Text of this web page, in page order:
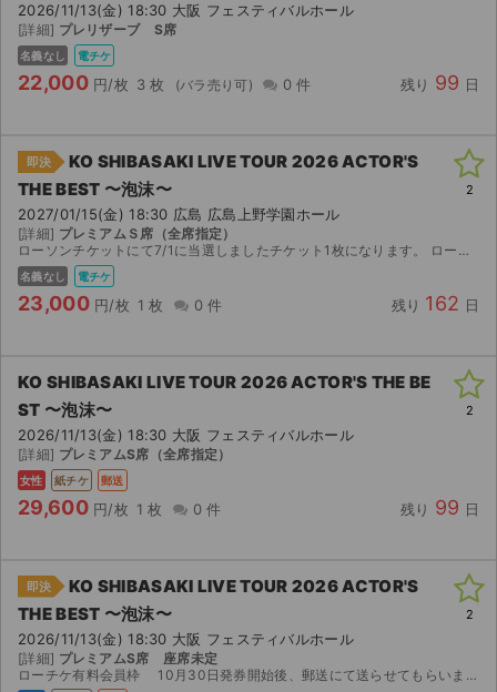
2026/11/13(金) 18:30 大阪 フェスティバルホール
[詳細] プレリザーブ S席
名義なし 電チケ
22,000 円/枚 3 枚 0 件 残り 99 日
即決
KO SHIBASAKI LIVE TOUR 2026 ACTOR'S
THE BEST 〜泡沫〜
2027/01/15(金) 18:30 広島 広島上野学園ホール
[詳細] プレミアムＳ席（全席指定）
ローソンチケットにて7/1に当選しましたチケット1枚になります。 ローチケアプリを利用してチケット分配させていただきます。 分配開始日時は公演2週間前の12:00〜になります。 ご検討のほ...
名義なし 電チケ
23,000 円/枚 1 枚 0 件 残り 162 日
2
KO SHIBASAKI LIVE TOUR 2026 ACTOR'S THE BE
ST 〜泡沫〜
2026/11/13(金) 18:30 大阪 フェスティバルホール
[詳細] プレミアムS席（全席指定）
女性 紙チケ 郵送
29,600 円/枚 1 枚 0 件 残り 99 日
2
即決
KO SHIBASAKI LIVE TOUR 2026 ACTOR'S
THE BEST 〜泡沫〜
2026/11/13(金) 18:30 大阪 フェスティバルホール
[詳細] プレミアムS席 座席未定
ローチケ有料会員枠 10月30日発券開始後、郵送にて送らせてもらいます。よろしくお願いします。
2